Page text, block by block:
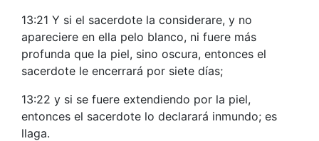
13:21 Y si el sacerdote la considerare, y no
apareciere en ella pelo blanco, ni fuere más
profunda que la piel, sino oscura, entonces el
sacerdote le encerrará por siete días;
13:22 y si se fuere extendiendo por la piel,
entonces el sacerdote lo declarará inmundo; es
llaga.